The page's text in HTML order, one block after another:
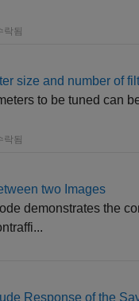
락됨
size and number of
to be tuned can
락됨
two Images
demonstrates the
Response of the